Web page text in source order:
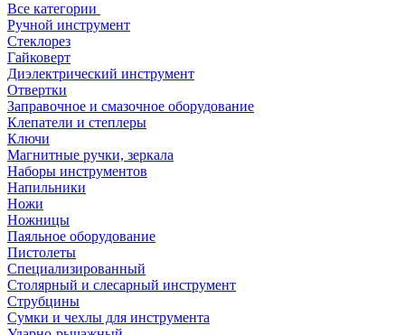
Все категории
Ручной инструмент
Стеклорез
Гайковерт
Диэлектрический инструмент
Отвертки
Заправочное и смазочное оборудование
Клепатели и степлеры
Ключи
Магнитные ручки, зеркала
Наборы инструментов
Напильники
Ножи
Ножницы
Паяльное оборудование
Пистолеты
Специализированный
Столярный и слесарный инструмент
Струбцины
Сумки и чехлы для инструмента